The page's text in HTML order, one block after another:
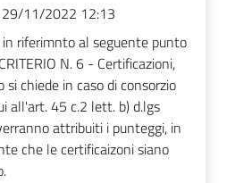
29/11/2022 12:13
riferimnto al seguente punto
N. 6 - Certificazioni,
chiede in caso di consorzio
all'art. 45 c.2 lett. b) d.lgs
attribuiti i punteggi, in
che le certificaizoni siano